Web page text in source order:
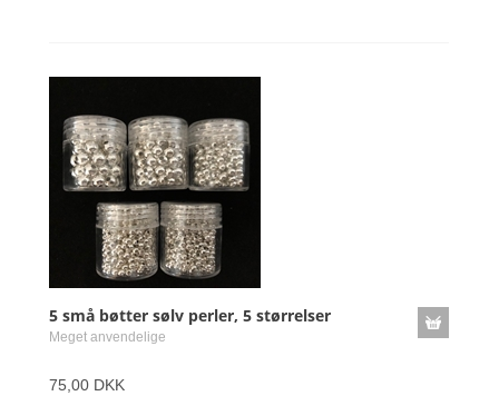
5 små bøtter sølv perler, 5 størrelser
Meget anvendelige
75,00 DKK